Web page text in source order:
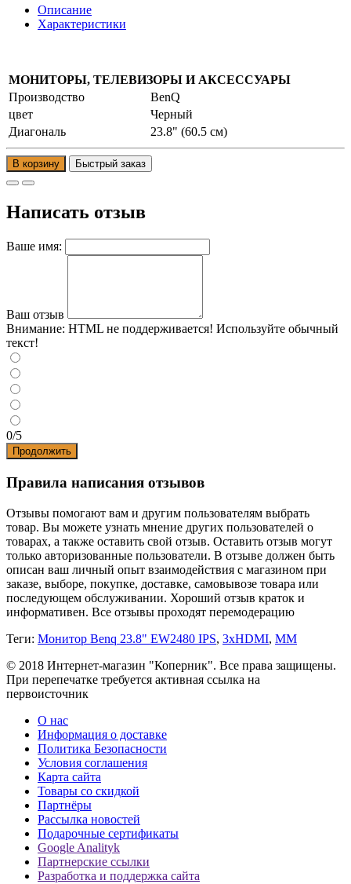
Описание
Характеристики
МОНИТОРЫ, ТЕЛЕВИЗОРЫ И АКСЕССУАРЫ
Производство
BenQ
цвет
Черный
Диагональ
23.8" (60.5 см)
В корзину
Написать отзыв
Ваше имя:
Ваш отзыв
Внимание: HTML не поддерживается! Используйте обычный
текст!
0/5
Продолжить
Правила написания отзывов
Отзывы помогают вам и другим пользователям выбрать
товар. Вы можете узнать мнение других пользователей о
товарах, а также оставить свой отзыв. Оставить отзыв могут
только авторизованные пользователи. В отзыве должен быть
описан ваш личный опыт взаимодействия с магазином при
заказе, выборе, покупке, доставке, самовывозе товара или
последующем обслуживании. Хороший отзыв краток и
информативен. Все отзывы проходят перемодерацию
Теги: Монитор Benq 23.8" EW2480 IPS, 3xHDMI, MM
© 2018 Интернет-магазин "Коперник". Все права защищены.
При перепечатке требуется активная ссылка на
первоисточник
О нас
Информация о доставке
Политика Безопасности
Условия соглашения
Карта сайта
Товары со скидкой
Партнёры
Рассылка новостей
Подарочные сертификаты
Google Analityk
Партнерские ссылки
Разработка и поддержка сайта